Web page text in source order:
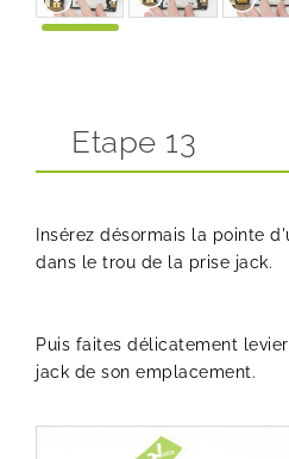
Etape 13
Insérez désormais la pointe
dans le trou de la prise jack.
Puis faites délicatement
jack de son emplacement.